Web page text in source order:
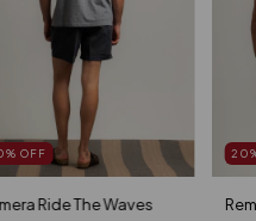
% OFF
Ride The Waves
20